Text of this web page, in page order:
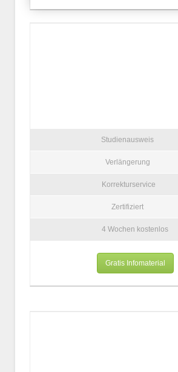
Studienausweis
Verlängerung
Korrekturservice
Zertifiziert
4 Wochen kostenlos
Gratis Infomaterial